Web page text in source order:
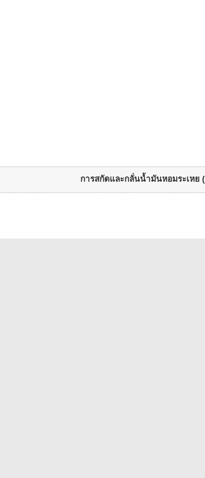
การสกัดและกลั่นน้ำมันหอมระเหย